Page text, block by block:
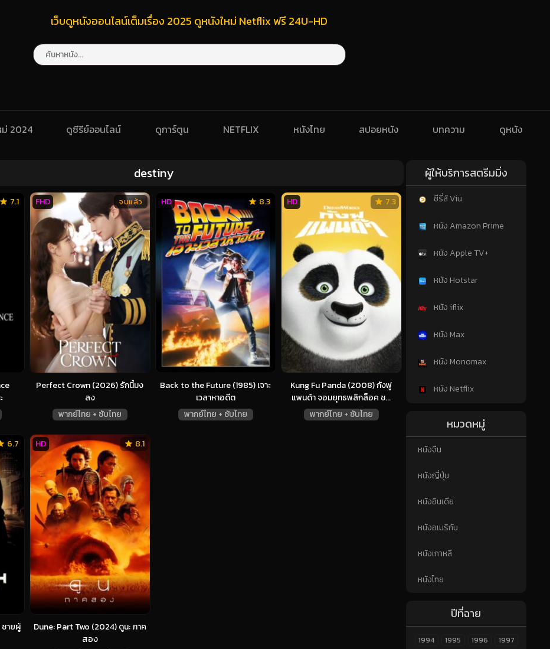
เว็บดูหนังออนไลน์เต็มเรื่อง 2025 ดูหนังใหม่ Netflix ฟรี 24U-HD
2024 ดูซีรีย์ออนไลน์ ดูการ์ตูน NETFLIX หนังไทย สปอยหนัง บทความ ดูหนัง
destiny
7.1
Perfect Crown (2026) รักนี้มง
ลง
พากย์ไทย + ซับไทย
จบแล้ว
FHD
Back to the Future (1985) เจาะ
เวลาหาอดีต
พากย์ไทย + ซับไทย
8.3
HD
Kung Fu Panda (2008) กังฟู
แพนด้า จอมยุทธพลิกล็อค ช...
พากย์ไทย + ซับไทย
7.3
HD
ายผู้
6.7
Dune: Part Two (2024) ดูน: ภาค
สอง
8.1
HD
ผู้ให้บริการสตรีมมิ่ง
ซีรี่ส์ Viu
หนัง Amazon Prime
หนัง Apple TV+
หนัง Hotstar
หนัง iflix
หนัง Max
หนัง Monomax
หนัง Netflix
หมวดหมู่
หนังจีน
หนังญี่ปุ่น
หนังอินเดีย
หนังอเมริกัน
หนังเกาหลี
หนังไทย
ปีที่ฉาย
1994 1995 1996
1997